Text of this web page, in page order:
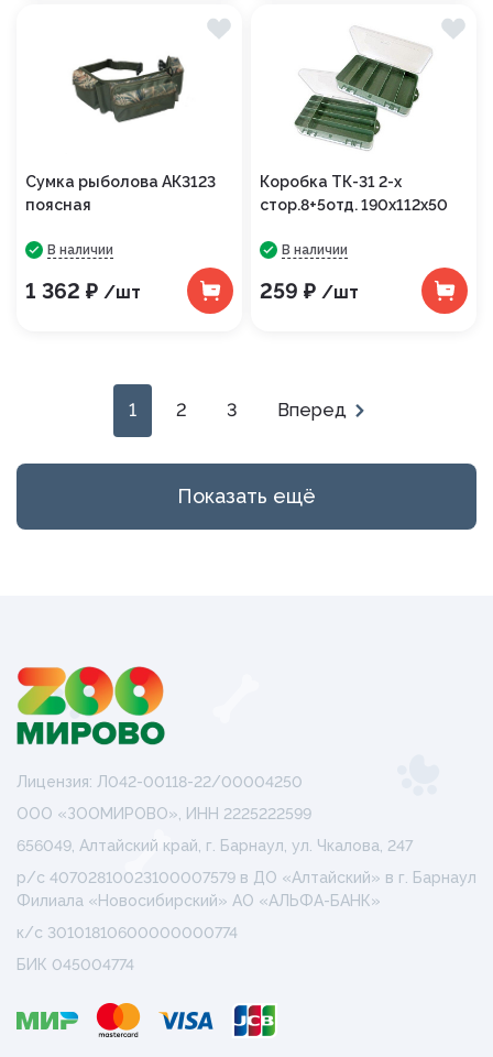
Сумка рыболова АК3123
поясная
В наличии
1 362 ₽ /шт
Коробка ТК-31 2-х
стор.8+5отд. 190х112х50
В наличии
259 ₽ /шт
1 2 3 Вперед
Показать ещё
Лицензия: Л042-00118-22/00004250
ООО «ЗООМИРОВО», ИНН 2225222599
656049, Алтайский край, г. Барнаул, ул. Чкалова, 247
р/с 40702810023100007579 в ДО «Алтайский» в г. Барнаул
Филиала «Новосибирский» АО «АЛЬФА-БАНК»
к/с 30101810600000000774
БИК 045004774